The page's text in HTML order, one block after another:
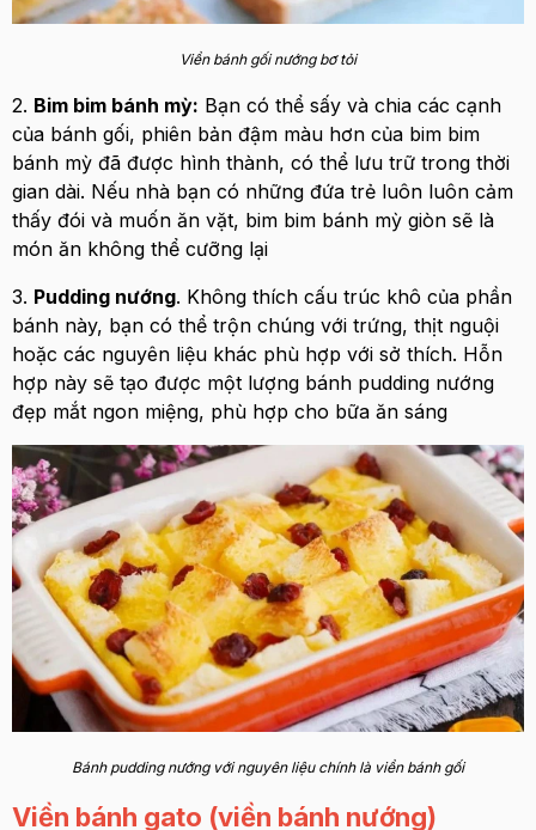
Viền bánh gối nướng bơ tỏi
2. Bim bim bánh mỳ: Bạn có thể sấy và chia các cạnh
của bánh gối, phiên bản đậm màu hơn của bim bim
bánh mỳ đã được hình thành, có thể lưu trữ trong thời
gian dài. Nếu nhà bạn có những đứa trẻ luôn luôn cảm
thấy đói và muốn ăn vặt, bim bim bánh mỳ giòn sẽ là
món ăn không thể cưỡng lại
3. Pudding nướng. Không thích cấu trúc khô của phần
bánh này, bạn có thể trộn chúng với trứng, thịt nguội
hoặc các nguyên liệu khác phù hợp với sở thích. Hỗn
hợp này sẽ tạo được một lượng bánh pudding nướng
đẹp mắt ngon miệng, phù hợp cho bữa ăn sáng
Bánh pudding nướng với nguyên liệu chính là viền bánh gối
Viền bánh gato (viền bánh nướng)